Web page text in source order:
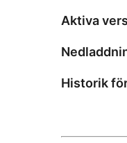
Aktiva
Historik